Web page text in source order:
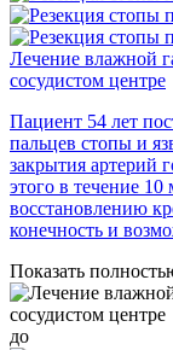
Лечение влажной
сосудистом центре
Пациент 54 лет
пальцев стопы и
закрытия артерий
этого в течение 10
восстановлению
конечность и
Показать
до